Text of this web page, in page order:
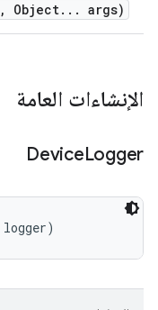
, Object. . . args)
الإنشاءات العامة
DeviceLogger
logger)